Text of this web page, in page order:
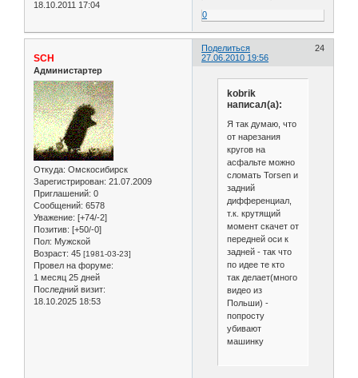
18.10.2011 17:04
0
Поделиться
24
27.06.2010 19:56
SCH
Администартер
Откуда: Омскосибирск
Зарегистрирован: 21.07.2009
Приглашений: 0
Сообщений: 6578
Уважение: [+74/-2]
Позитив: [+50/-0]
Пол: Мужской
Возраст: 45 [1981-03-23]
Провел на форуме:
1 месяц 25 дней
Последний визит:
18.10.2025 18:53
kobrik
написал(а):
Я так думаю, что
от нарезания
кругов на
асфальте можно
сломать Torsen и
задний
дифференциал,
т.к. крутящий
момент скачет от
передней оси к
задней - так что
по идее те кто
так делает(много
видео из
Польши) -
попросту
убивают
машинку